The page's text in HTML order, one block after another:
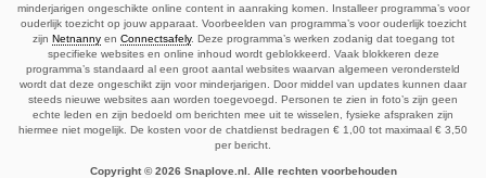
minderjarigen ongeschikte online content in aanraking komen. Installeer programma’s voor
ouderlijk toezicht op jouw apparaat. Voorbeelden van programma’s voor ouderlijk toezicht
zijn Netnannyen Connectsafely. Deze programma’s werken zodanig dat toegang tot
specifieke websites en online inhoud wordt geblokkeerd. Vaak blokkeren deze
programma’s standaard al een groot aantal websites waarvan algemeen verondersteld
wordt dat deze ongeschikt zijn voor minderjarigen. Door middel van updates kunnen daar
steeds nieuwe websites aan worden toegevoegd. Personen te zien in foto’s zijn geen
echte leden en zijn bedoeld om berichten mee uit te wisselen, fysieke afspraken zijn
hiermee niet mogelijk. De kosten voor de chatdienst bedragen € 1,00 tot maximaal € 3,50
per bericht.
Copyright © 2026 Snaplove.nl. Alle rechten voorbehouden